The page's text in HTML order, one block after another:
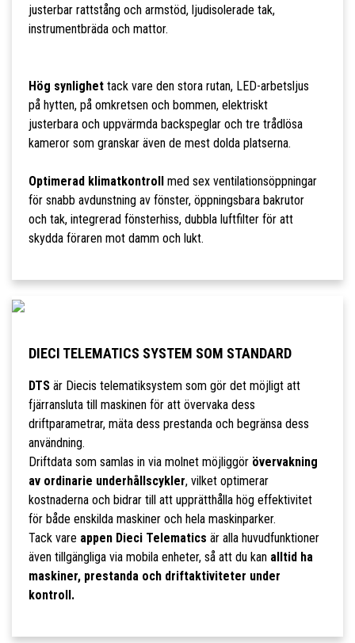
justerbar rattstång och armstöd, ljudisolerade tak,
instrumentbräda och mattor.
Hög synlighettack vare den stora rutan, LED-arbetsljus
på hytten, på omkretsen och bommen, elektriskt
justerbara och uppvärmda backspeglar och tre trådlösa
kameror som granskar även de mest dolda platserna.
Optimerad klimatkontroll
med sex ventilationsöppningar
för snabb avdunstning av fönster, öppningsbara bakrutor
och tak, integrerad fönsterhiss, dubbla luftfilter för att
skydda föraren mot damm och lukt.
DIECI TELEMATICS SYSTEM SOM STANDARD
DTSär Diecis telematiksystem som gör det möjligt att
fjärransluta till maskinen för att övervaka dess
driftparametrar, mäta dess prestanda och begränsa dess
användning.
Driftdata som samlas in via molnet möjliggör övervakning
av ordinarie underhållscykler, vilket optimerar
kostnaderna och bidrar till att upprätthålla hög effektivitet
för både enskilda maskiner och hela maskinparker.
Tack vare appen Dieci Telematics är alla huvudfunktioner
även tillgängliga via mobila enheter, så att du kan alltid ha
maskiner, prestanda och driftaktiviteter under
kontroll.